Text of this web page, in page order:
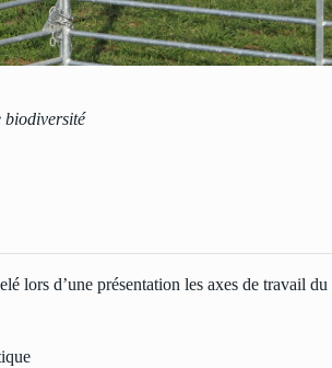
biodiversité
lors d’une présentation les axes de travail du